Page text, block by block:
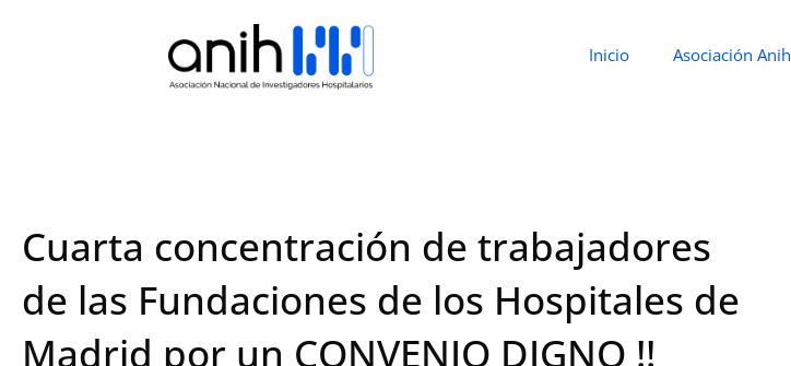
Inicio Asociación Anih
Cuarta concentración de trabajadores
de las Fundaciones de los Hospitales de
Madrid por un CONVENIO DIGNO !!